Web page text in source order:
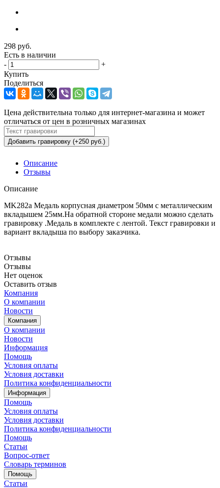
298 руб.
Есть в наличии
-
+
Купить
Поделиться
Цена действительна только для интернет-магазина и может
отличаться от цен в розничных магазинах
Добавить гравировку (+250 руб.)
Описание
Отзывы
Описание
MK282a Медаль корпусная диаметром 50мм с металлическим
вкладышем 25мм.На обратной стороне медали можно сделать
гравировку .Медаль в комплекте с лентой. Текст гравировки и
вариант вкладыша по выбору заказчика.
Отзывы
Отзывы
Нет оценок
Оставить отзыв
Компания
О компании
Новости
Компания
О компании
Новости
Информация
Помощь
Условия оплаты
Условия доставки
Политика конфиденциальности
Информация
Помощь
Условия оплаты
Условия доставки
Политика конфиденциальности
Помощь
Статьи
Вопрос-ответ
Словарь терминов
Помощь
Статьи